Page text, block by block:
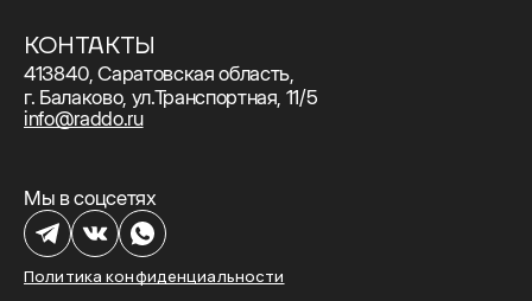
Мы в соцсетях
Политика конфиденциальности
КОНТАКТЫ
413840, Саратовская область,
г. Балаково, ул.Транспортная, 11/5
info@raddo.ru